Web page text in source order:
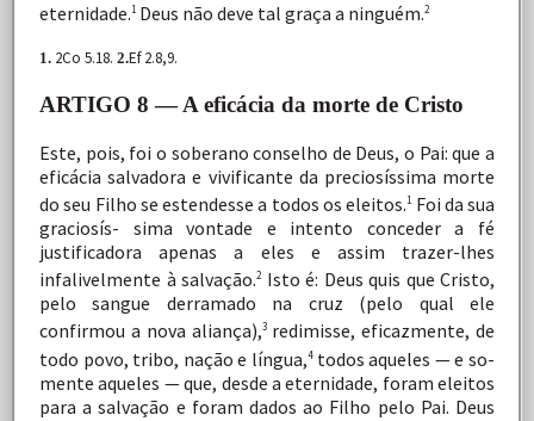
eternidade.1 Deus não deve tal graça a ninguém.2
1. 2Co 5.18. 2.Ef 2.8,9.
ARTIGO 8 — A eficácia da morte de Cristo
Este, pois, foi o soberano conselho de Deus, o Pai: que a
eficácia salvadora e vivificante da preciosíssima morte
do seu Filho se estendesse a todos os eleitos.1 Foi da sua
graciosís- sima
vontade e intento conceder a
fé
justificadora
apenasa eles e assim
trazer-lhes
infalivelmente à salvação.2 Isto é: Deus quis que Cristo,
pelo
sangue derramado na cruz (pelo qual
ele
confirmou a nova aliança),3 redimisse, eficazmente,de
todo povo, tribo, nação e língua,4 todos aqueles —e so-
mente aqueles —que, desde a eternidade, foram eleitos
paraa salvação e foram dados ao Filho pelo Pai. Deus